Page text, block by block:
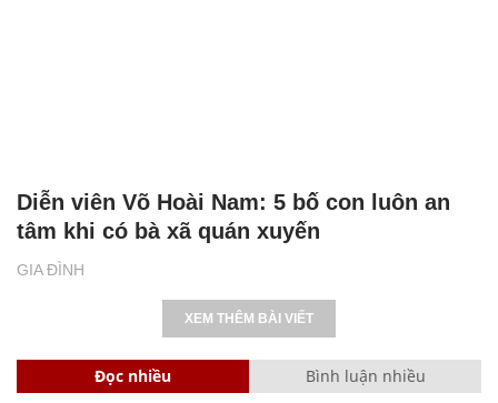
GIA ĐÌNH
Diễn viên Võ Hoài Nam: 5 bố con luôn an
tâm khi có bà xã quán xuyến
XEM THÊM BÀI VIẾT
Đọc nhiều Bình luận nhiều